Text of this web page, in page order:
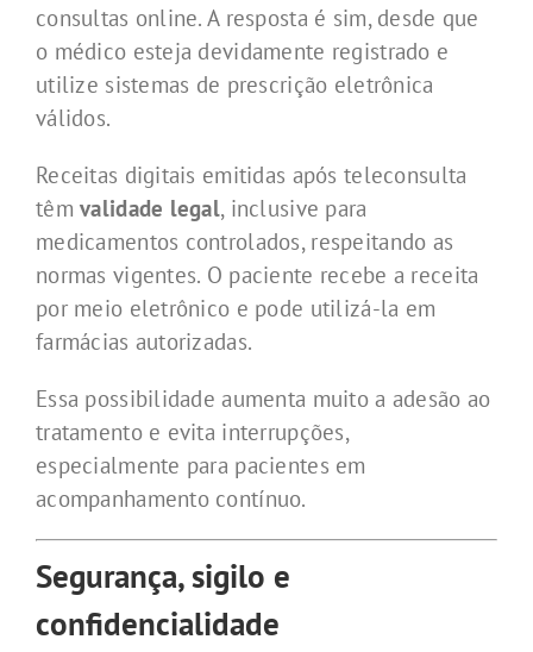
consultas online. A resposta é sim, desde que
o médico esteja devidamente registrado e
utilize sistemas de prescrição eletrônica
válidos.
Receitas digitais emitidas após teleconsulta
têmvalidade legal, inclusive para
medicamentos controlados, respeitando as
normas vigentes. O paciente recebe a receita
por meio eletrônico e pode utilizá-la em
farmácias autorizadas.
Essa possibilidade aumenta muito a adesão ao
tratamento e evita interrupções,
especialmente para pacientes em
acompanhamento contínuo.
Segurança, sigilo e
confidencialidade